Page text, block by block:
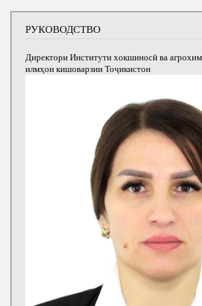
РУКОВОДСТВО
Директори Институти хокшиносӣ ва
илмҳои кишоварзии Тоҷикистон